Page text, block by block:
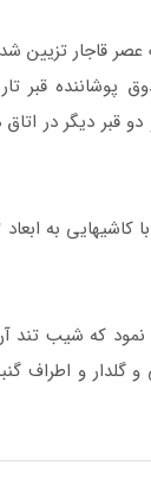
با كاشيكاري هفت رنگ
قبر ديگر در
كه شيب تند
و اطراف